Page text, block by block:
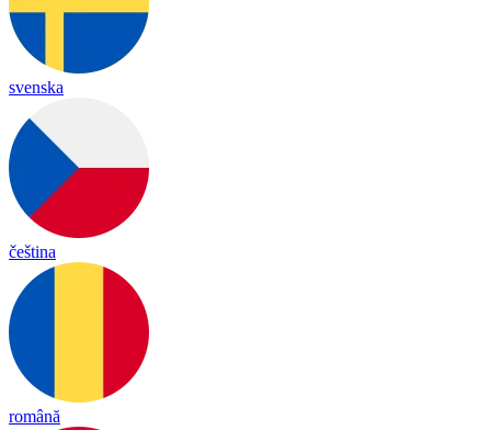
svenska
čeština
română